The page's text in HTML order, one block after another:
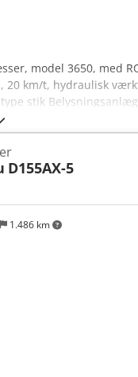
model 3650, med
20 km/t, hydraulisk
stik
LED, 800
-45 Optageramme,
1.486 km
D155AX-5